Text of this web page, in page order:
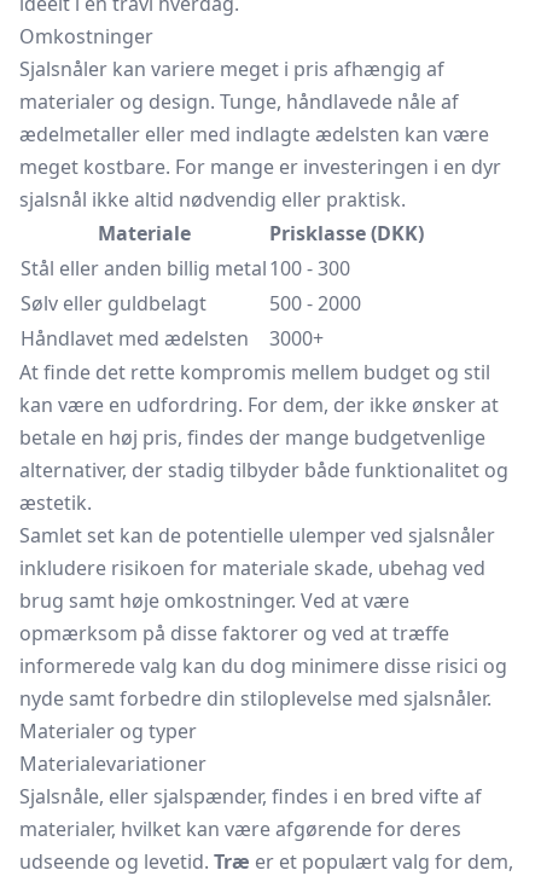
Omkostninger
Sjalsnåler kan variere meget i pris afhængig af
materialer og design. Tunge, håndlavede nåle af
ædelmetaller eller med indlagte ædelsten kan være
meget kostbare. For mange er investeringen i en dyr
sjalsnål ikke altid nødvendig eller praktisk.
Materiale
Prisklasse (DKK)
Stål eller anden billig metal100 - 300
Sølv eller guldbelagt
500 - 2000
Håndlavet med ædelsten
3000+
At finde det rette kompromis mellem budget og stil
kan være en udfordring. For dem, der ikke ønsker at
betale en høj pris, findes der mange budgetvenlige
alternativer, der stadig tilbyder både funktionalitet og
æstetik.
Samlet set kan de potentielle ulemper ved sjalsnåler
inkludere risikoen for materiale skade, ubehag ved
brug samt høje omkostninger. Ved at være
opmærksom på disse faktorer og ved at træffe
informerede valg kan du dog minimere disse risici og
nyde samt forbedre din stiloplevelse med sjalsnåler.
Materialer og typer
Materialevariationer
Sjalsnåle, eller sjalspænder, findes i en bred vifte af
materialer, hvilket kan være afgørende for deres
udseende og levetid. Træ er et populært valg for dem,